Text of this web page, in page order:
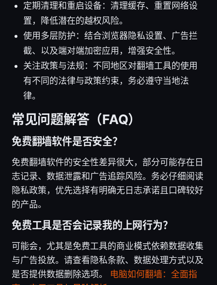
定期清理和重启设备：清理缓存、重置网络设
置，降低潜在的越权风险。
使用多层防护：结合浏览器隐私设置、广告拦
截、以及端对端加密应用，增强安全性。
关注政策与法规：不同地区对翻墙工具的使用
有不同的法律与政策约束，务必遵守当地法
律。
常见问题解答（FAQ）
免费翻墙软件是否安全？
免费翻墙软件的安全性差异很大，部分可能存在日
志记录、数据泄露和广告追踪风险。务必仔细阅读
隐私政策，优先选择有明确无日志承诺且口碑较好
的产品。
免费工具是否会记录我的上网行为？
可能会，尤其是免费工具的商业模式依赖数据收集
与广告投放。请查看隐私条款、数据处理方式以及
是否提供数据删除选项。 电脑如何翻墙：全面指